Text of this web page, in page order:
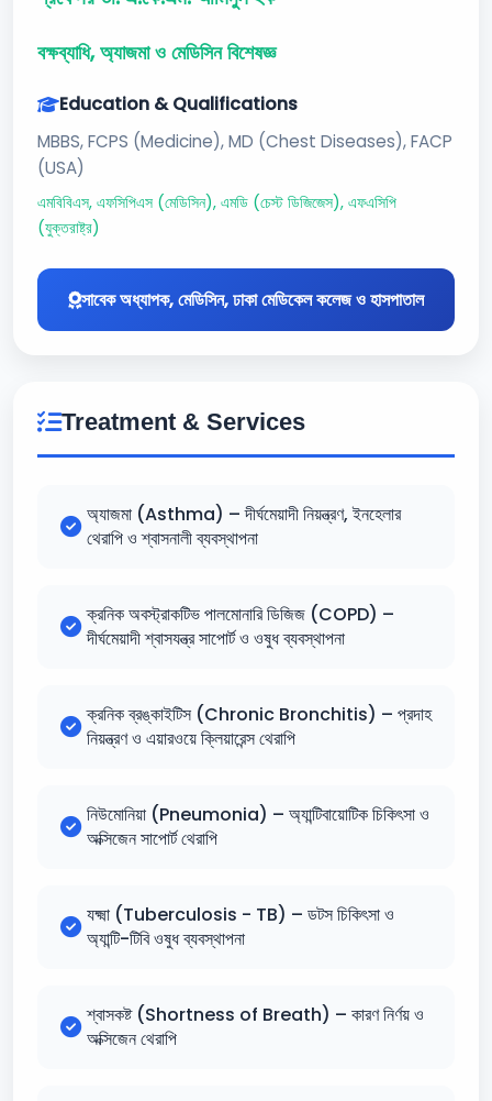
বক্ষব্যাধি, অ্যাজমা ও মেডিসিন বিশেষজ্ঞ
Education & Qualifications
MBBS, FCPS (Medicine), MD (Chest Diseases), FACP
(USA)
এমবিবিএস, এফসিপিএস (মেডিসিন), এমডি (চেস্ট ডিজিজেস), এফএসিপি
(যুক্তরাষ্ট্র)
সাবেক অধ্যাপক, মেডিসিন, ঢাকা মেডিকেল কলেজ ও হাসপাতাল
Treatment & Services
অ্যাজমা (Asthma) – দীর্ঘমেয়াদী নিয়ন্ত্রণ, ইনহেলার
থেরাপি ও শ্বাসনালী ব্যবস্থাপনা
ক্রনিক অবস্ট্রাকটিভ পালমোনারি ডিজিজ (COPD) –
দীর্ঘমেয়াদী শ্বাসযন্ত্র সাপোর্ট ও ওষুধ ব্যবস্থাপনা
ক্রনিক ব্রঙ্কাইটিস (Chronic Bronchitis) – প্রদাহ
নিয়ন্ত্রণ ও এয়ারওয়ে ক্লিয়ারেন্স থেরাপি
নিউমোনিয়া (Pneumonia) – অ্যান্টিবায়োটিক চিকিৎসা ও
অক্সিজেন সাপোর্ট থেরাপি
যক্ষ্মা (Tuberculosis - TB) – ডটস চিকিৎসা ও
অ্যান্টি-টিবি ওষুধ ব্যবস্থাপনা
শ্বাসকষ্ট (Shortness of Breath) – কারণ নির্ণয় ও
অক্সিজেন থেরাপি